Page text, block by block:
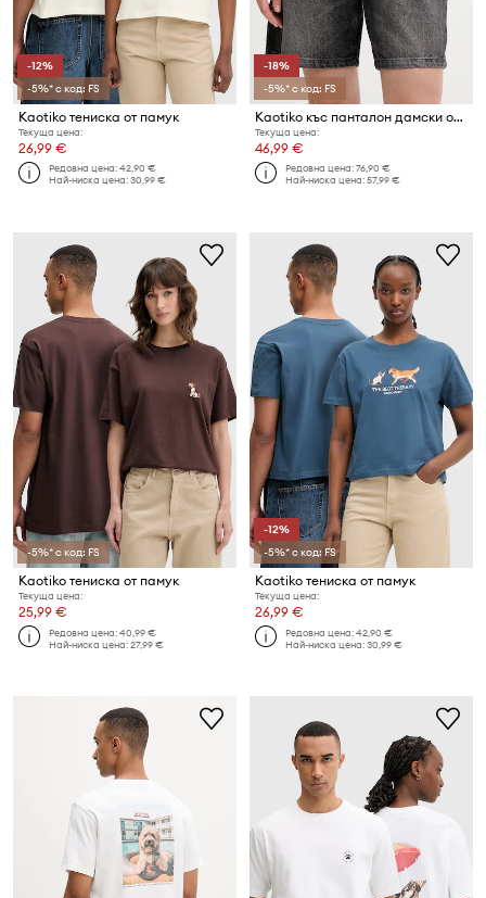
-12%
-5%* с код: FS
Kaotiko тениска от памук
Текуща цена:
26,99 €
Редовна цена:42,90 €
Най-ниска цена:30,99 €
-18%
-5%* с код: FS
Kaotiko къс панталон дамски от деним
Текуща цена:
46,99 €
Редовна цена:76,90 €
Най-ниска цена:57,99 €
-5%* с код: FS
Kaotiko тениска от памук
Текуща цена:
25,99 €
Редовна цена:40,99 €
Най-ниска цена:27,99 €
-12%
-5%* с код: FS
Kaotiko тениска от памук
Текуща цена:
26,99 €
Редовна цена:42,90 €
Най-ниска цена:30,99 €